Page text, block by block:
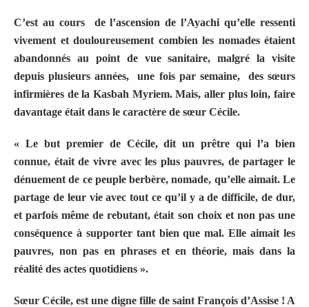
C’est au cours
de l’ascension de l’Ayachi qu’elle ressenti
vivement et douloureusement combien les nomades étaient
abandonnés au point de vue sanitaire, malgré la visite
depuis plusieurs années,
une fois par semaine,
des sœurs
infirmières de la Kasbah Myriem. Mais, aller plus loin, faire
davantage était dans le caractère de sœur Cécile.
« Le but premier de Cécile, dit un prêtre qui l’a bien
connue, était de vivre avec les plus pauvres, de partager le
dénuement de ce peuple berbère, nomade, qu’elle aimait. Le
partage de leur vie avec tout ce qu’il y a de difficile, de dur,
et parfois même de rebutant, était son choix et non pas une
conséquence à supporter tant bien que mal. Elle aimait les
pauvres, non pas en phrases et en théorie, mais dans la
réalité des actes quotidiens ».
Sœur Cécile, est une digne fille de saint François d’Assise ! A